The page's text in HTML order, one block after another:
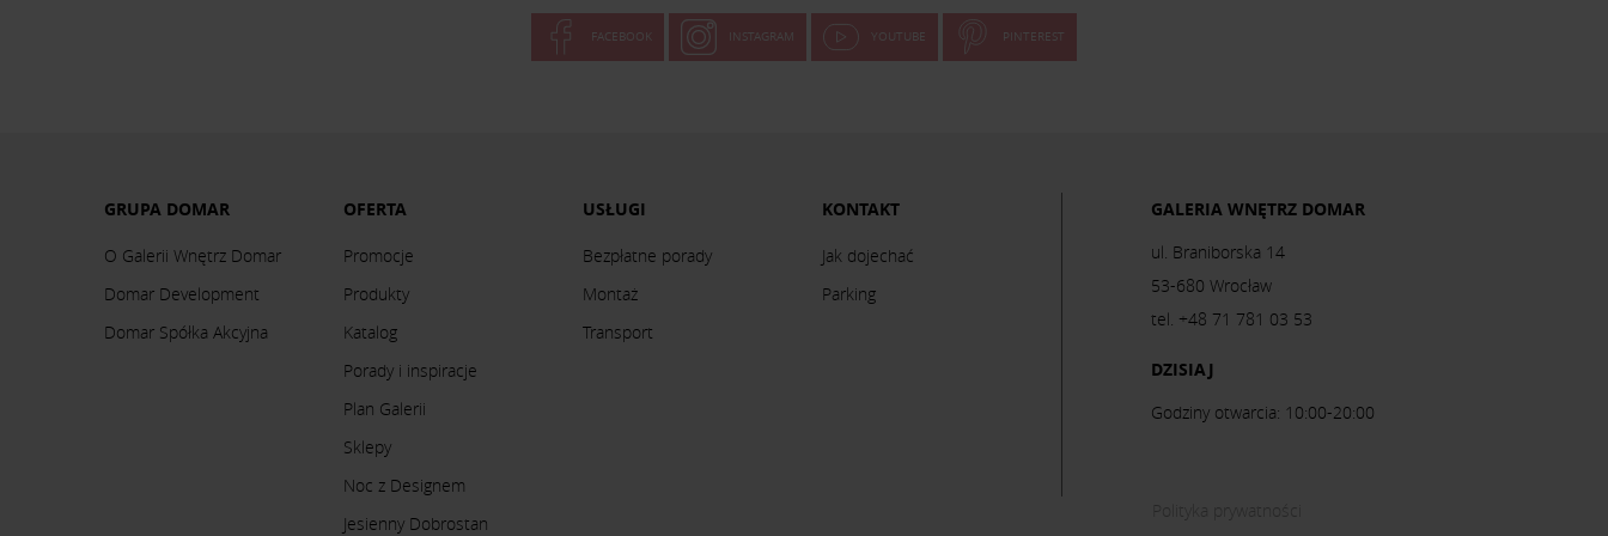
FACEBOOK INSTAGRAM YOUTUBE PINTEREST
GRUPA DOMAR
O Galerii Wnętrz Domar
Domar Development
Domar Spółka Akcyjna
OFERTA
Promocje
Produkty
Katalog
Porady i inspiracje
Plan Galerii
Sklepy
Noc z Designem
Jesienny Dobrostan
USŁUGI
Bezpłatne porady
Montaż
Transport
KONTAKT
Jak dojechać
Parking
GALERIA WNĘTRZ DOMAR
ul. Braniborska 14
53-680 Wrocław
tel. +48 71 781 03 53
DZISIAJ
Godziny otwarcia: 10:00-20:00